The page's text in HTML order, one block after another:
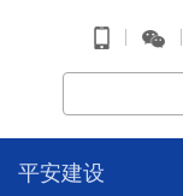
| |
平安建设